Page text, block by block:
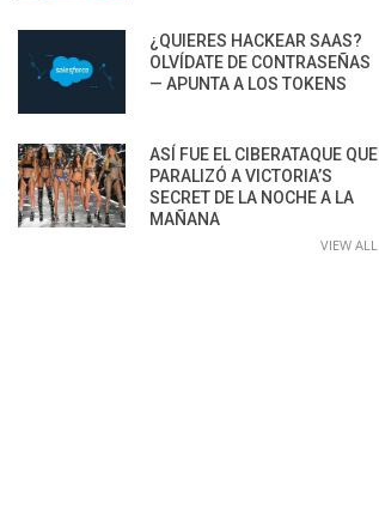
¿QUIERES HACKEAR SAAS?
OLVÍDATE DE CONTRASEÑAS
— APUNTA A LOS TOKENS
ASÍ FUE EL CIBERATAQUE QUE
PARALIZÓ A VICTORIA’S
SECRET DE LA NOCHE A LA
MAÑANA
VIEW ALL